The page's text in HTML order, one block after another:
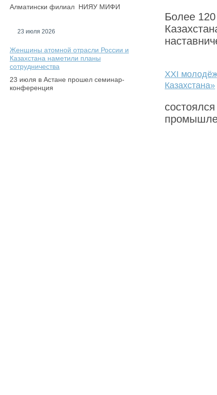
Алматински филиал НИЯУ МИФИ
23 июля 2026
Женщины атомной отрасли России и
Казахстана наметили планы
сотрудничества
23 июля в Астане прошел семинар-
конференция
Более
XXI
Казахстана»